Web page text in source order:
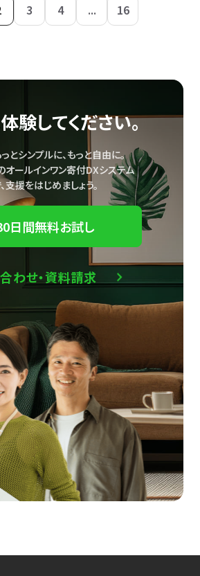
3 4 ... 16
験してください。
とシンプルに、もっと自由に。
ールインワン寄付DXシステム
支援をはじめましょう。
日間無料お試し
わせ・資料請求